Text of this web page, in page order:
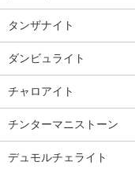
タンザナイト
ダンビュライト
チャロアイト
チンターマニストーン
デュモルチェライト